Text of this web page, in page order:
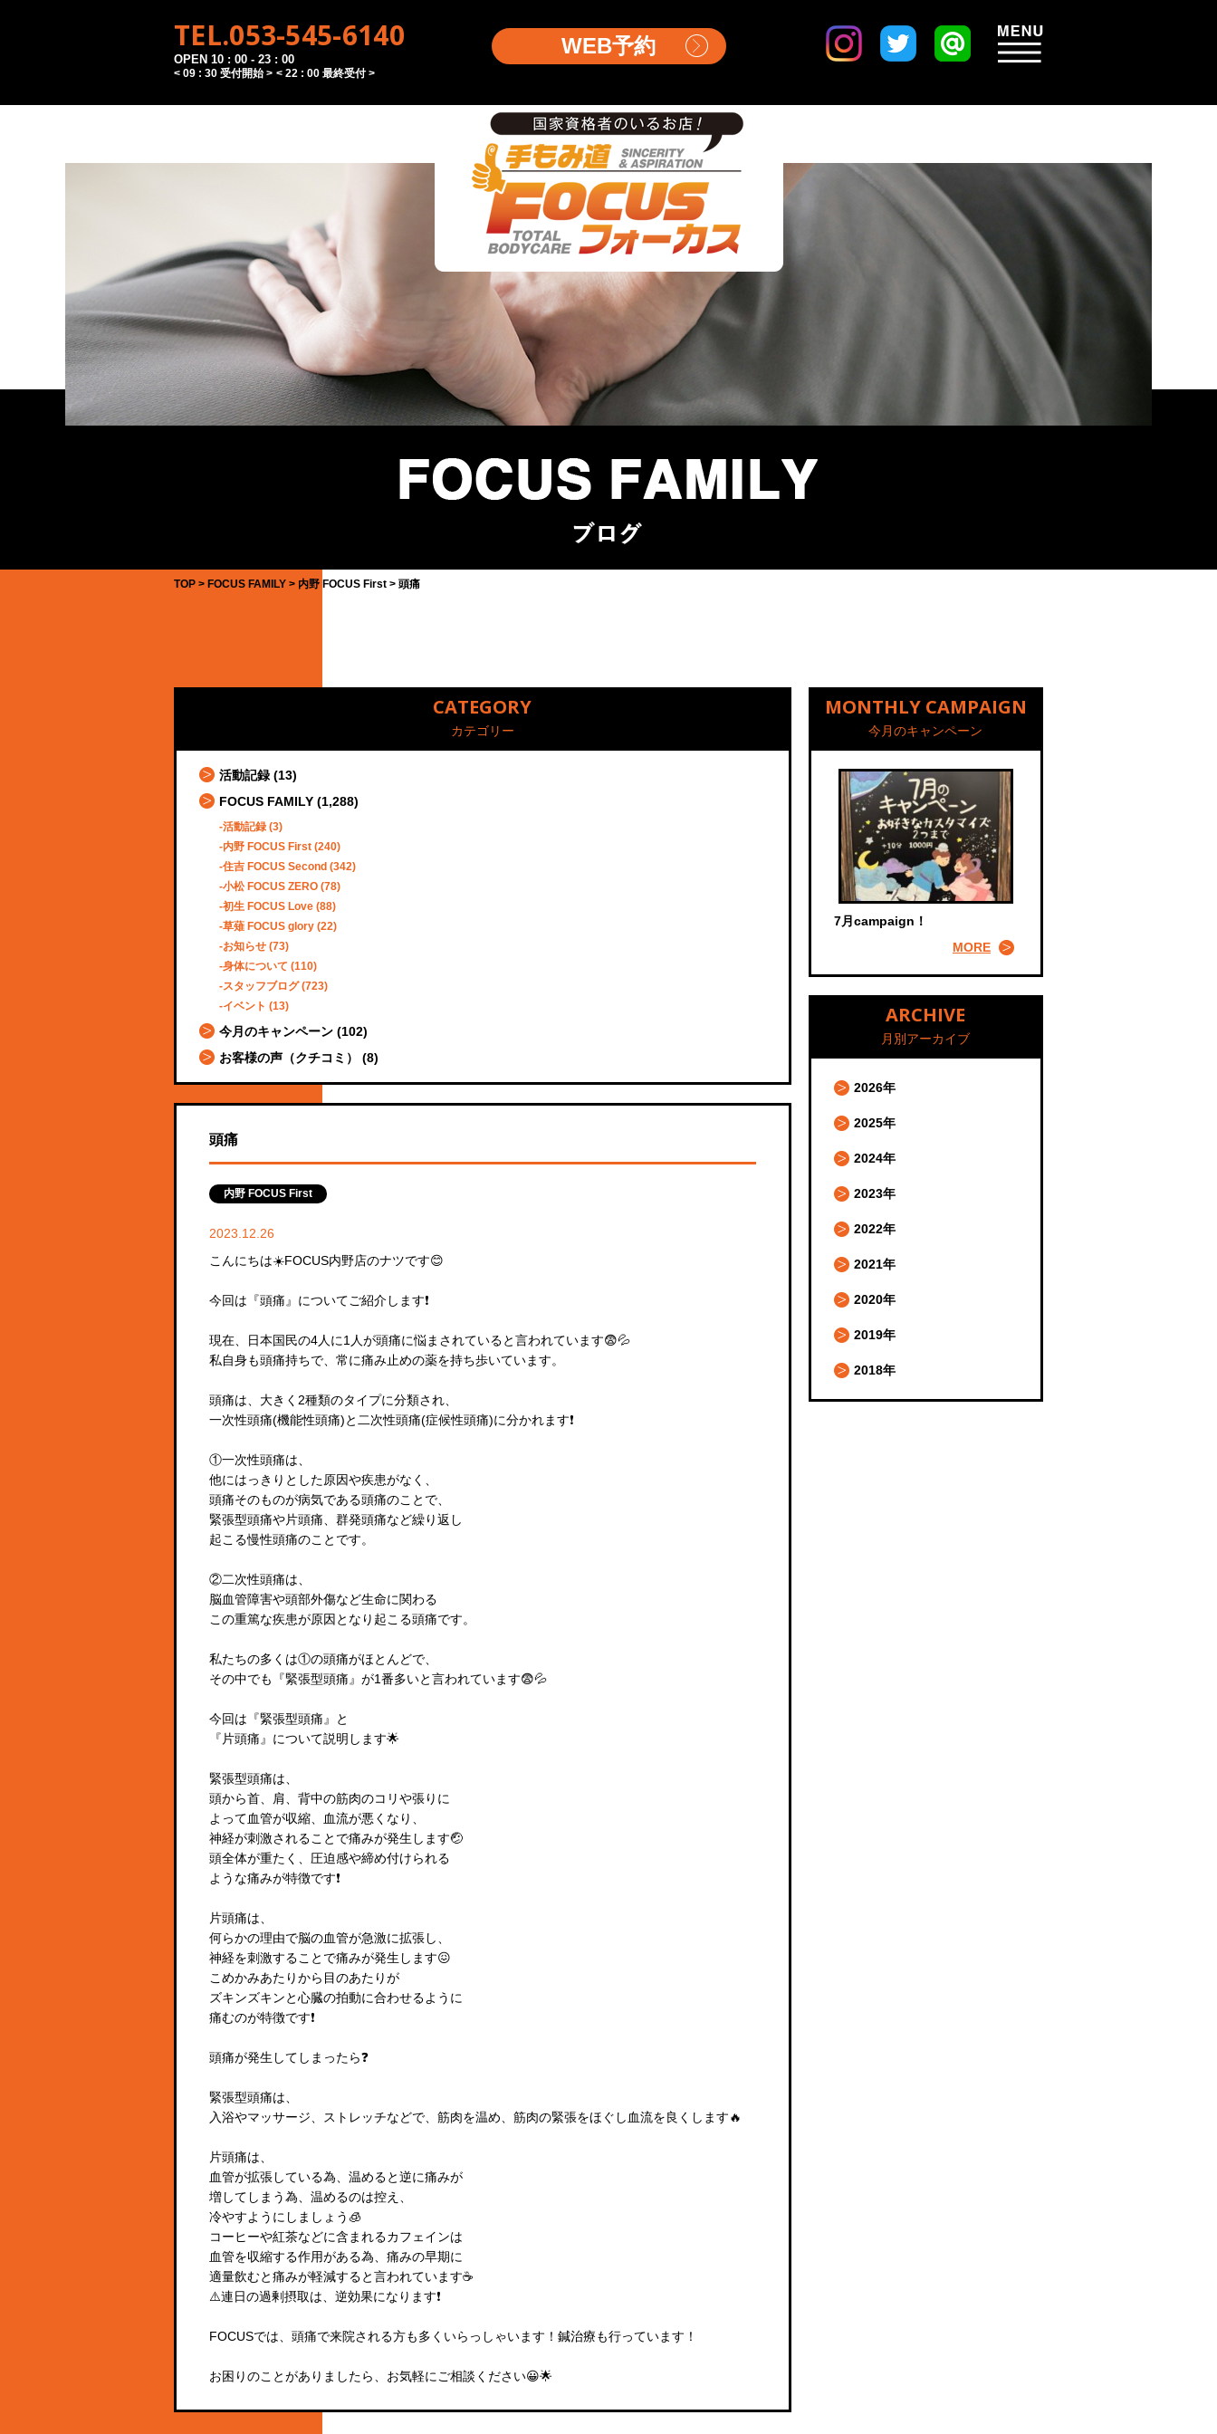
TEL.053-545-6140
OPEN 10 : 00 - 23 : 00
< 09 : 30 受付開始 > < 22 : 00 最終受付 >
WEB予約
TOP FOCUS FAMILY 内野 FOCUS First 頭痛
CATEGORY
カテゴリー
活動記録 (13)
FOCUS FAMILY (1,288)
活動記録 (3)
内野 FOCUS First (240)
住吉 FOCUS Second (342)
小松 FOCUS ZERO (78)
初生 FOCUS Love (88)
草薙 FOCUS glory (22)
お知らせ (73)
身体について (110)
スタッフブログ(723)
イベント (13)
今月のキャンペーン (102)
お客様の声（クチコミ）
(8)
頭痛
内野 FOCUS First
2023.12.26
こんにちは☀️FOCUS内野店のナツです😊
今回は『頭痛』についてご紹介します❗️
現在、日本国民の4人に1人が頭痛に悩まされていると言われています😨💦
私自身も頭痛持ちで、常に痛み止めの薬を持ち歩いています。
頭痛は、大きく2種類のタイプに分類され、
一次性頭痛(機能性頭痛)と二次性頭痛(症候性頭痛)に分かれます❗️
①一次性頭痛は、
他にはっきりとした原因や疾患がなく、
頭痛そのものが病気である頭痛のことで、
緊張型頭痛や片頭痛、群発頭痛など繰り返し
起こる慢性頭痛のことです。
②二次性頭痛は、
脳血管障害や頭部外傷など生命に関わる
この重篤な疾患が原因となり起こる頭痛です。
私たちの多くは①の頭痛がほとんどで、
その中でも『緊張型頭痛』が1番多いと言われています😨💦
今回は『緊張型頭痛』と
『片頭痛』について説明します🌟
緊張型頭痛は、
頭から首、肩、背中の筋肉のコリや張りに
よって血管が収縮、血流が悪くなり、
神経が刺激されることで痛みが発生します🤕
頭全体が重たく、圧迫感や締め付けられる
ような痛みが特徴です❗️
片頭痛は、
何らかの理由で脳の血管が急激に拡張し、
神経を刺激することで痛みが発生します😖
こめかみあたりから目のあたりが
ズキンズキンと心臓の拍動に合わせるように
痛むのが特徴です❗️
頭痛が発生してしまったら❓
緊張型頭痛は、
入浴やマッサージ、ストレッチなどで、筋肉を温め、筋肉の緊張をほぐし血流を良くします🔥
片頭痛は、
血管が拡張している為、温めると逆に痛みが
増してしまう為、温めるのは控え、
冷やすようにしましょう🧊
コーヒーや紅茶などに含まれるカフェインは
血管を収縮する作用がある為、痛みの早期に
適量飲むと痛みが軽減すると言われています☕️
⚠️連日の過剰摂取は、逆効果になります❗️
FOCUSでは、頭痛で来院される方も多くいらっしゃいます！鍼治療も行っています！
お困りのことがありましたら、お気軽にご相談ください😀🌟
MONTHLY CAMPAIGN
今月のキャンペーン
7月campaign！
MORE
ARCHIVE
月別アーカイブ
2026年
2025年
2024年
2023年
2022年
2021年
2020年
2019年
2018年